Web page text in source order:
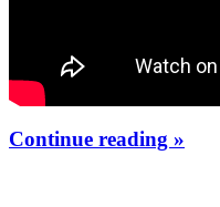
Continue reading »